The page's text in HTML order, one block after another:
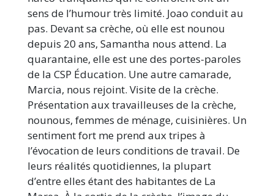
sens de l’humour très limité. Joao conduit au
pas. Devant sa crèche, où elle est nounou
depuis 20 ans, Samantha nous attend. La
quarantaine, elle est une des portes-paroles
de la CSP Éducation. Une autre camarade,
Marcia, nous rejoint. Visite de la crèche.
Présentation aux travailleuses de la crèche,
nounous, femmes de ménage, cuisinières. Un
sentiment fort me prend aux tripes à
l’évocation de leurs conditions de travail. De
leurs réalités quotidiennes, la plupart
d’entre elles étant des habitantes de La